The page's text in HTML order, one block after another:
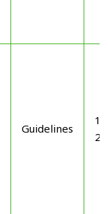
Guidelines